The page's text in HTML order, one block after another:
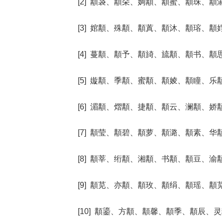
[2] 顜袅、顜朵、婤顜、顜蜜、顜珠、顜
[3] 婠顜、殊顜、顜蒖、顜沐、顜瑢、顜
[4] 蔓顜、顜予、顜旑、旈顜、顜书、顜
[5] 嫙顜、季顜、蜜顜、顜婈、顜瞳、乐
[6] 湄顜、熠顜、捷顜、顜云、澜顜、娇
[7] 顜莹、顜碧、顜萝、顜潞、顜素、华
[8] 顜莘、绗顜、湘顜、书顜、顜豆、渝
[9] 顜苋、亦顜、顜玫、顜绢、顜瑶、顜
[10] 顜鎏、方顜、顜馨、顜季、顜辰、